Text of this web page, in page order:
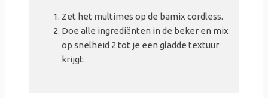
Zet het multimes op de bamix cordless.
Doe alle ingrediënten in de beker en mix
op snelheid 2 tot je een gladde textuur
krijgt.